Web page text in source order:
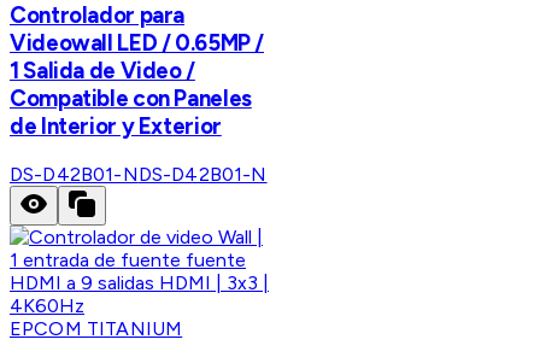
Controlador para
Videowall LED / 0.65MP /
1 Salida de Video /
Compatible con Paneles
de Interior y Exterior
DS-D42B01-NDS-D42B01-N
EPCOM TITANIUM